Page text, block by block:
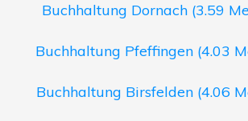
Buchhaltung Dornach (3.59
Buchhaltung Pfeffingen (4.03
Buchhaltung Birsfelden (4.06